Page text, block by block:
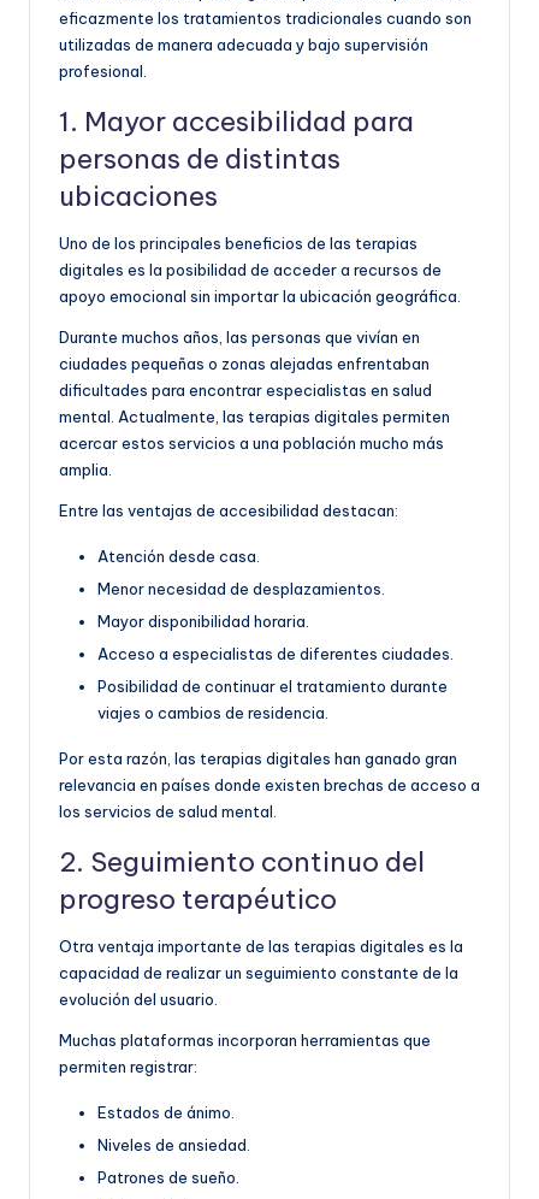
eficazmente los tratamientos tradicionales cuando son
utilizadas de manera adecuada y bajo supervisión
profesional.
1. Mayor accesibilidad para
personas de distintas
ubicaciones
Uno de los principales beneficios de las terapias
digitales es la posibilidad de acceder a recursos de
apoyo emocional sin importar la ubicación geográfica.
Durante muchos años, las personas que vivían en
ciudades pequeñas o zonas alejadas enfrentaban
dificultades para encontrar especialistas en salud
mental. Actualmente, las terapias digitales permiten
acercar estos servicios a una población mucho más
amplia.
Entre las ventajas de accesibilidad destacan:
Atención desde casa.
Menor necesidad de desplazamientos.
Mayor disponibilidad horaria.
Acceso a especialistas de diferentes ciudades.
Posibilidad de continuar el tratamiento durante
viajes o cambios de residencia.
Por esta razón, las terapias digitales han ganado gran
relevancia en países donde existen brechas de acceso a
los servicios de salud mental.
2. Seguimiento continuo del
progreso terapéutico
Otra ventaja importante de las terapias digitales es la
capacidad de realizar un seguimiento constante de la
evolución del usuario.
Muchas plataformas incorporan herramientas que
permiten registrar:
Estados de ánimo.
Niveles de ansiedad.
Patrones de sueño.